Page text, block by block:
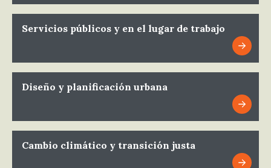
Servicios públicos y en el lugar de trabajo
Diseño y planificación urbana
Cambio climático y transición justa